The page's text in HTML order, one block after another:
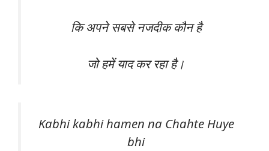
कि अपने सबसे नजदीक कौन है
जो हमें याद कर रहा है।
Kabhi kabhi hamen na Chahte Huye
bhi